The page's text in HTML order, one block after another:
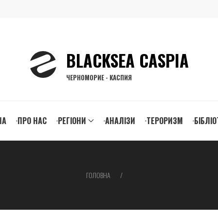
BLACKSEA CASPIA
ЧЕРНОМОРИЕ - КАСПИЯ
ПРО НАС РЕГІОНИ АНАЛІЗИ ТЕРОРИЗМ
ГОЛОВНА